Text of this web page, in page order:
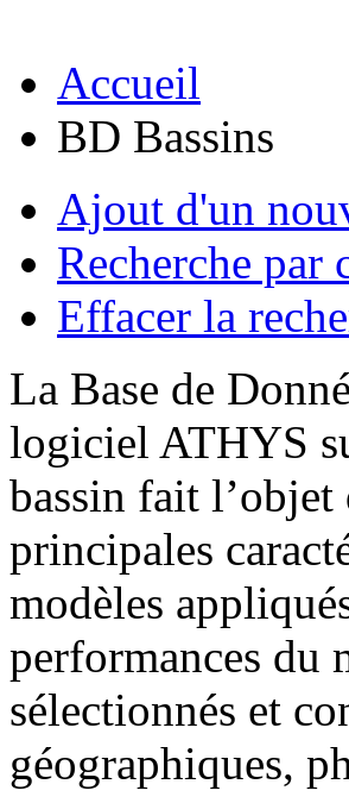
Accueil
BD Bassins
Ajout d'un
Recherche par
Effacer la
La Base de
logiciel ATHYS
bassin fait l’objet
principales
modèles
performances du
sélectionnés et
géographiques,